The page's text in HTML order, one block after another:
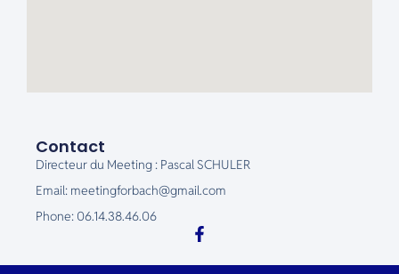
Contact
Directeur du Meeting : Pascal SCHULER
Email: meetingforbach@gmail.com
Phone: 06.14.38.46.06